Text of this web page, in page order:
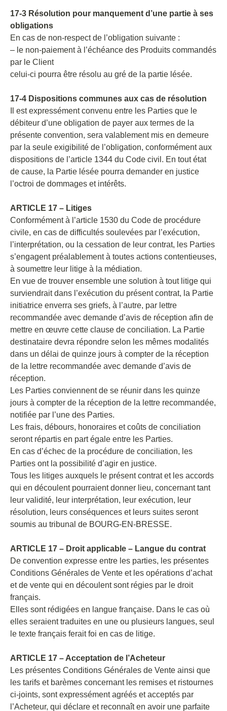
17-3 Résolution pour manquement d’une partie à ses
obligations
En cas de non-respect de l’obligation suivante :
– le non-paiement à l’échéance des Produits commandés
par le Client
celui-ci pourra être résolu au gré de la partie lésée.
17-4 Dispositions communes aux cas de résolution
Il est expressément convenu entre les Parties que le
débiteur d’une obligation de payer aux termes de la
présente convention, sera valablement mis en demeure
par la seule exigibilité de l’obligation, conformément aux
dispositions de l’article 1344 du Code civil. En tout état
de cause, la Partie lésée pourra demander en justice
l’octroi de dommages et intérêts.
ARTICLE 17 – Litiges
Conformément à l’article 1530 du Code de procédure
civile, en cas de difficultés soulevées par l’exécution,
l’interprétation, ou la cessation de leur contrat, les Parties
s’engagent préalablement à toutes actions contentieuses,
à soumettre leur litige à la médiation.
En vue de trouver ensemble une solution à tout litige qui
surviendrait dans l’exécution du présent contrat, la Partie
initiatrice enverra ses griefs, à l’autre, par lettre
recommandée avec demande d’avis de réception afin de
mettre en œuvre cette clause de conciliation. La Partie
destinataire devra répondre selon les mêmes modalités
dans un délai de quinze jours à compter de la réception
de la lettre recommandée avec demande d’avis de
réception.
Les Parties conviennent de se réunir dans les quinze
jours à compter de la réception de la lettre recommandée,
notifiée par l’une des Parties.
Les frais, débours, honoraires et coûts de conciliation
seront répartis en part égale entre les Parties.
En cas d’échec de la procédure de conciliation, les
Parties ont la possibilité d’agir en justice.
Tous les litiges auxquels le présent contrat et les accords
qui en découlent pourraient donner lieu, concernant tant
leur validité, leur interprétation, leur exécution, leur
résolution, leurs conséquences et leurs suites seront
soumis au tribunal de BOURG-EN-BRESSE.
ARTICLE 17 – Droit applicable – Langue du contrat
De convention expresse entre les parties, les présentes
Conditions Générales de Vente et les opérations d’achat
et de vente qui en découlent sont régies par le droit
français.
Elles sont rédigées en langue française. Dans le cas où
elles seraient traduites en une ou plusieurs langues, seul
le texte français ferait foi en cas de litige.
ARTICLE 17 – Acceptation de l’Acheteur
Les présentes Conditions Générales de Vente ainsi que
les tarifs et barèmes concernant les remises et ristournes
ci-joints, sont expressément agréés et acceptés par
l’Acheteur, qui déclare et reconnaît en avoir une parfaite